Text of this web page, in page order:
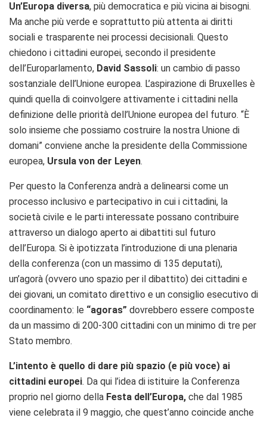
Un’Europa diversa, più democratica e più vicina ai bisogni.
Ma anche più verde e soprattutto più attenta ai diritti
sociali e trasparente nei processi decisionali. Questo
chiedono i cittadini europei, secondo il presidente
dell’Europarlamento, David Sassoli: un cambio di passo
sostanziale dell’Unione europea. L’aspirazione di Bruxelles è
quindi quella di coinvolgere attivamente i cittadini nella
definizione delle priorità dell’Unione europea del futuro. “È
solo insieme che possiamo costruire la nostra Unione di
domani” conviene anche la presidente della Commissione
europea, Ursula von der Leyen.
Per questo la Conferenza andrà a delinearsi come un
processo inclusivo e partecipativo in cui i cittadini, la
società civile e le parti interessate possano contribuire
attraverso un dialogo aperto ai dibattiti sul futuro
dell’Europa. Si è ipotizzata l’introduzione di una plenaria
della conferenza (con un massimo di 135 deputati),
un’agorà (ovvero uno spazio per il dibattito) dei cittadini e
dei giovani, un comitato direttivo e un consiglio esecutivo di
coordinamento: le “agoras” dovrebbero essere composte
da un massimo di 200-300 cittadini con un minimo di tre per
Stato membro.
L’intento è quello di dare più spazio (e più voce) ai
cittadini europei. Da qui l’idea di istituire la Conferenza
proprio nel giorno della Festa dell’Europa, che dal 1985
viene celebrata il 9 maggio, che quest’anno coincide anche